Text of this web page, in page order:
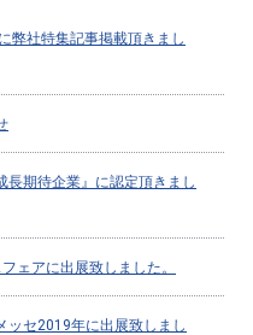
弊社特集記事掲載頂きまし
長期待企業』に認定頂きまし
ェアに出展致しました。
ッセ2019年に出展致しまし